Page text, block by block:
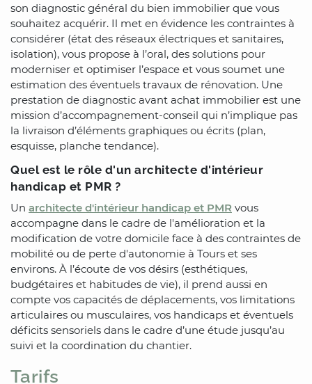
son diagnostic général du bien immobilier que vous
souhaitez acquérir. Il met en évidence les contraintes à
considérer (état des réseaux électriques et sanitaires,
isolation), vous propose à l’oral, des solutions pour
moderniser et optimiser l’espace et vous soumet une
estimation des éventuels travaux de rénovation. Une
prestation de diagnostic avant achat immobilier est une
mission d’accompagnement-conseil qui n’implique pas
la livraison d’éléments graphiques ou écrits (plan,
esquisse, planche tendance).
Quel est le rôle d'un architecte d'intérieur
handicap et PMR ?
Un architecte d'intérieur handicap et PMR vous
accompagne dans le cadre de l'amélioration et la
modification de votre domicile face à des contraintes de
mobilité ou de perte d'autonomie à Tours et ses
environs. À l’écoute de vos désirs (esthétiques,
budgétaires et habitudes de vie), il prend aussi en
compte vos capacités de déplacements, vos limitations
articulaires ou musculaires, vos handicaps et éventuels
déficits sensoriels dans le cadre d’une étude jusqu’au
suivi et la coordination du chantier.
Tarifs